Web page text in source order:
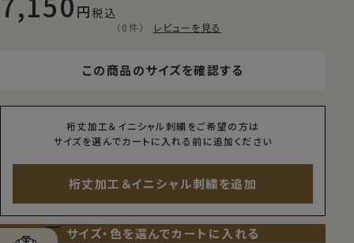
税込
（0件） レビューを見る
この商品のサイズを確認する
裄丈加工＆イニシャル刺繍をご希望の方は
サイズを選んでカートに入れる前に追加ください
裄丈加工＆イニシャル刺繍を追加
サイズ・色を選んでカートに入れる